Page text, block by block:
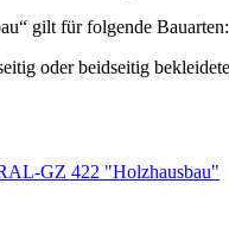
gilt für folgende Bauarten:
oder beidseitig
GZ 422 "Holzhausbau"